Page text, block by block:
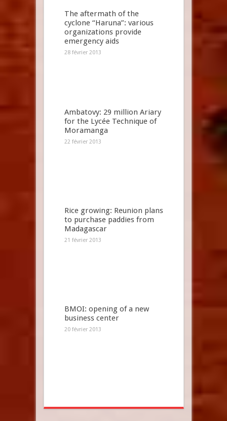
The aftermath of the
cyclone “Haruna”: various
organizations provide
emergency aids
28 février 2013
Ambatovy: 29 million Ariary
for the Lycée Technique of
Moramanga
22 février 2013
Rice growing: Reunion plans
to purchase paddies from
Madagascar
21 février 2013
BMOI: opening of a new
business center
20 février 2013